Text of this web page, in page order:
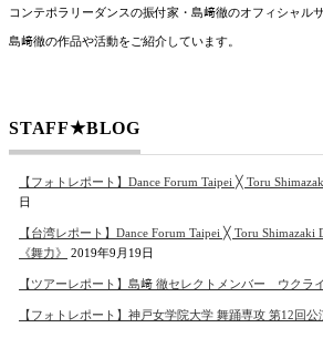
コンテポラリーダンスの振付家・島﨑徹のオフィシャル
島﨑徹の作品や活動をご紹介しています。
STAFF★BLOG
【フォトレポート】Dance Forum Taipei ╳ Toru
日
【台湾レポート】Dance Forum Taipei ╳ Toru Shimazaki
《舞力》
2019年9月19日
【ツアーレポート】島﨑 徹セレクトメンバー ウクラ
【フォトレポート】神戸女学院大学 舞踊専攻 第12回公